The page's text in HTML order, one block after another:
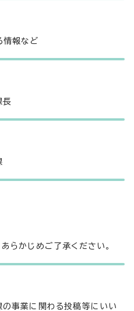
情報など
長
らかじめご了承ください。
事業に関わる投稿等にいい